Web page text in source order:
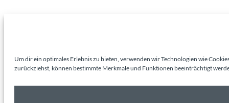
Um dir ein optimales Erlebnis zu bieten, verwenden wir Technologien wie
zurückziehst, können bestimmte Merkmale und Funktionen beeinträchtigt